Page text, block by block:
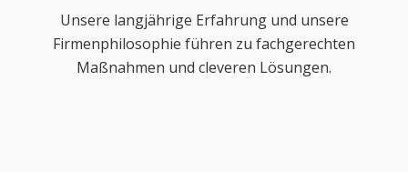
Unsere langjährige Erfahrung und unsere
Firmenphilosophie führen zu fachgerechten
Maßnahmen und cleveren Lösungen.